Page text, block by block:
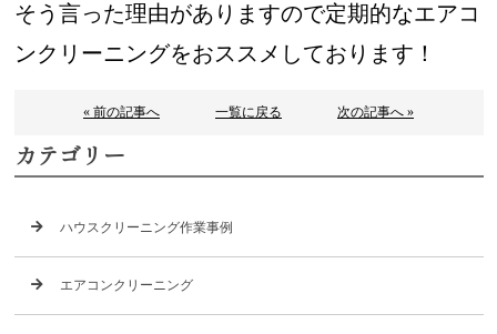
そう言った理由がありますので定期的なエアコ
ンクリーニングをおススメしております！
« 前の記事へ 一覧に戻る 次の記事へ »
カテゴリー
ハウスクリーニング作業事例
エアコンクリーニング